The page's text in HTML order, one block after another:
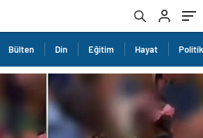
Bülten Din Eğitim Hayat